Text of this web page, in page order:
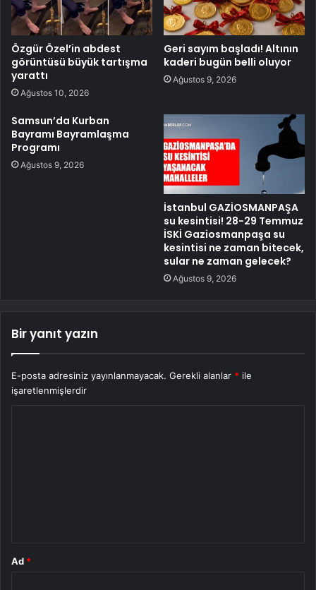
Özgür Özel’in abdest
görüntüsü büyük tartışma
yarattı
Ağustos 10, 2026
Geri sayım başladı! Altının
kaderi bugün belli oluyor
Ağustos 9, 2026
Samsun’da Kurban
Bayramı Bayramlaşma
Programı
Ağustos 9, 2026
İstanbul GAZİOSMANPAŞA
su kesintisi! 28-29 Temmuz
İSKİ Gaziosmanpaşa su
kesintisi ne zaman bitecek,
sular ne zaman gelecek?
Ağustos 9, 2026
Bir yanıt yazın
E-posta adresiniz yayınlanmayacak. Gerekli alanlar * ile
işaretlenmişlerdir
Ad *